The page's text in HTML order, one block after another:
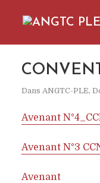
Dans ANGTC-PLE,
Avenant
Avenant N°3
Avenant